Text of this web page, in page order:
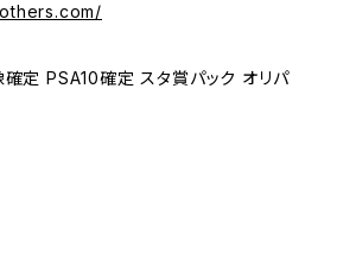
定 PSA10確定 スタ賞パック オリパ